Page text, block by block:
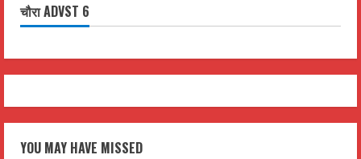
चौरा ADVST 6
YOU MAY HAVE MISSED